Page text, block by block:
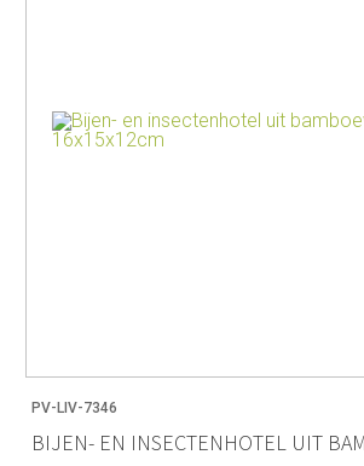
PV-LIV-7346
BIJEN- EN INSECTENHOTEL UIT